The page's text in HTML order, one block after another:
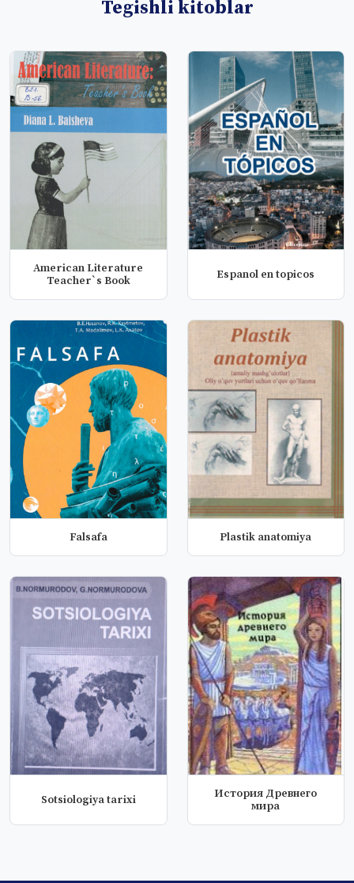
Tegishli kitoblar
American Literature
Teacher`s Book
Espanol en topicos
Falsafa Plastik anatomiya
Sotsiologiya tariхi
История Древнего
мирa